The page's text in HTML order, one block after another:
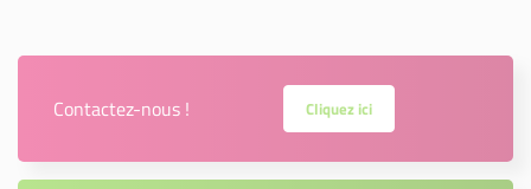
Contactez-nous ! Cliquez ici